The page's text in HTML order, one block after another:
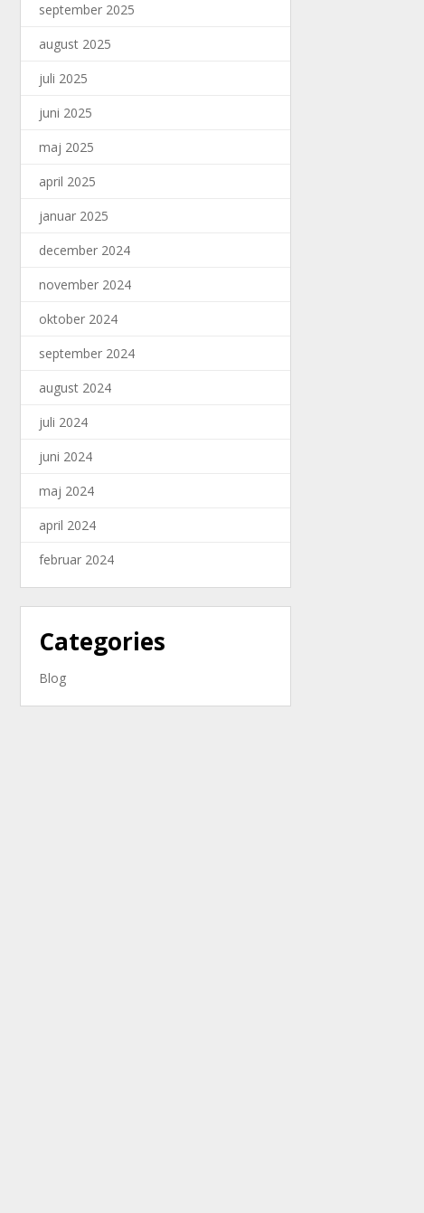
september 2025
august 2025
juli 2025
juni 2025
maj 2025
april 2025
januar 2025
december 2024
november 2024
oktober 2024
september 2024
august 2024
juli 2024
juni 2024
maj 2024
april 2024
februar 2024
Categories
Blog